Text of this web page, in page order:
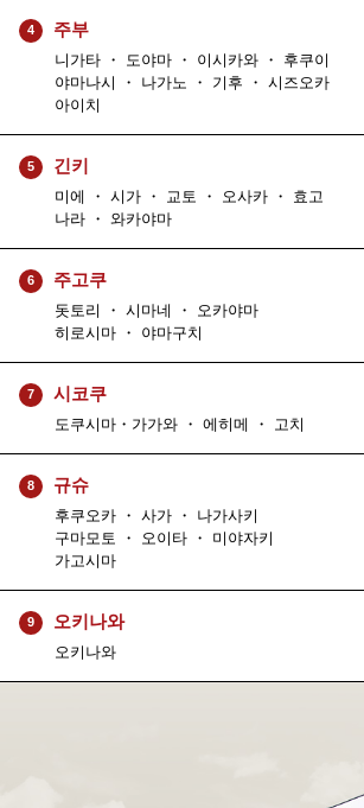
4 주부
니가타 ・ 도야마 ・ 이시카와 ・ 후쿠이
야마나시 ・ 나가노 ・ 기후 ・ 시즈오카
아이치
5 긴키
미에 ・ 시가 ・ 교토 ・ 오사카 ・ 효고
나라 ・ 와카야마
6 주고쿠
돗토리 ・ 시마네 ・ 오카야마
히로시마 ・ 야마구치
7 시코쿠
도쿠시마・가가와 ・ 에히메 ・ 고치
8 규슈
후쿠오카 ・ 사가 ・ 나가사키
구마모토 ・ 오이타 ・ 미야자키
가고시마
9 오키나와
오키나와